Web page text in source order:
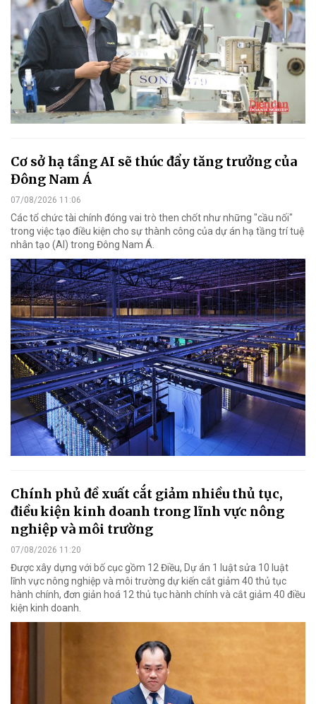
Cơ sở hạ tầng AI sẽ thúc đẩy tăng trưởng của
Đông Nam Á
07/08/2026 11:06
Các tổ chức tài chính đóng vai trò then chốt như những "cầu nối"
trong việc tạo điều kiện cho sự thành công của dự án hạ tầng trí tuệ
nhân tạo (AI) trong Đông Nam Á.
Chính phủ đề xuất cắt giảm nhiều thủ tục,
điều kiện kinh doanh trong lĩnh vực nông
nghiệp và môi trường
07/08/2026 11:20
Được xây dựng với bố cục gồm 12 Điều, Dự án 1 luật sửa 10 luật
lĩnh vực nông nghiệp và môi trường dự kiến cắt giảm 40 thủ tục
hành chính, đơn giản hoá 12 thủ tục hành chính và cắt giảm 40 điều
kiện kinh doanh.